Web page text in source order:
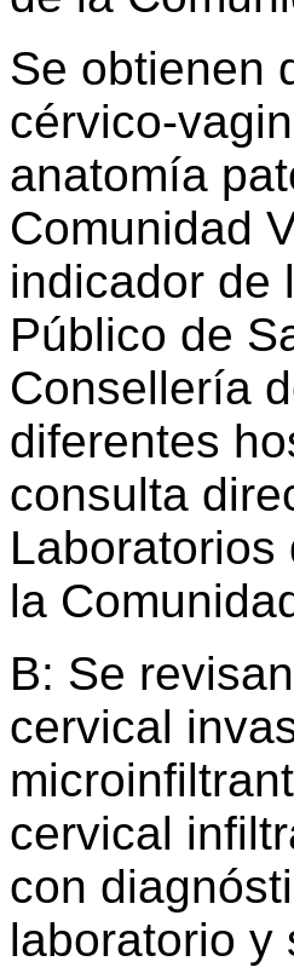
Se obtienen
cérvico-
anatomía
Comunidad
indicador de
Público de
Consellería
diferentes
consulta
la
B: Se
cervical
cervical
con
laboratorio y